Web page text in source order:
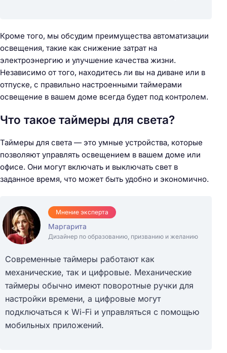
Кроме того, мы обсудим преимущества автоматизации
освещения, такие как снижение затрат на
электроэнергию и улучшение качества жизни.
Независимо от того, находитесь ли вы на диване или в
отпуске, с правильно настроенными таймерами
освещение в вашем доме всегда будет под контролем.
Что такое таймеры для света?
Таймеры для света — это умные устройства, которые
позволяют управлять освещением в вашем доме или
офисе. Они могут включать и выключать свет в
заданное время, что может быть удобно и экономично.
Мнение эксперта
Маргарита
Дизайнер по образованию, призванию и желанию
Современные таймеры работают как
механические, так и цифровые. Механические
таймеры обычно имеют поворотные ручки для
настройки времени, а цифровые могут
подключаться к Wi-Fi и управляться с помощью
мобильных приложений.